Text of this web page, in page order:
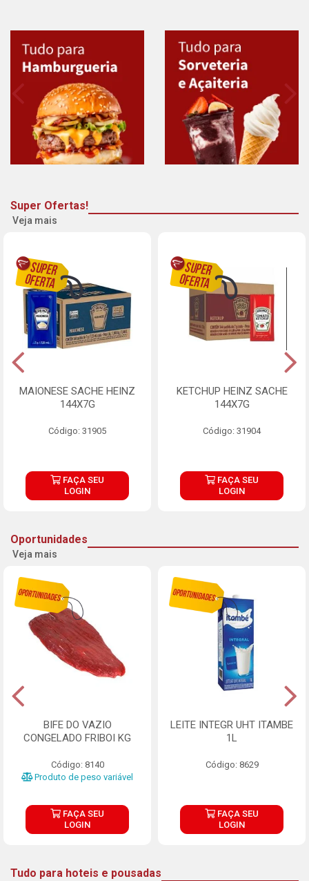
Super Ofertas!
Veja mais
MAIONESE SACHE HEINZ
144X7G
Código: 31905
FAÇA SEU
LOGIN
KETCHUP HEINZ SACHE
144X7G
Código: 31904
FAÇA SEU
LOGIN
Oportunidades
Veja mais
BIFE DO VAZIO
CONGELADO FRIBOI KG
Código: 8140
Produto de peso variável
FAÇA SEU
LOGIN
LEITE INTEGR UHT ITAMBE
1L
Código: 8629
FAÇA SEU
LOGIN
Tudo para hoteis e pousadas